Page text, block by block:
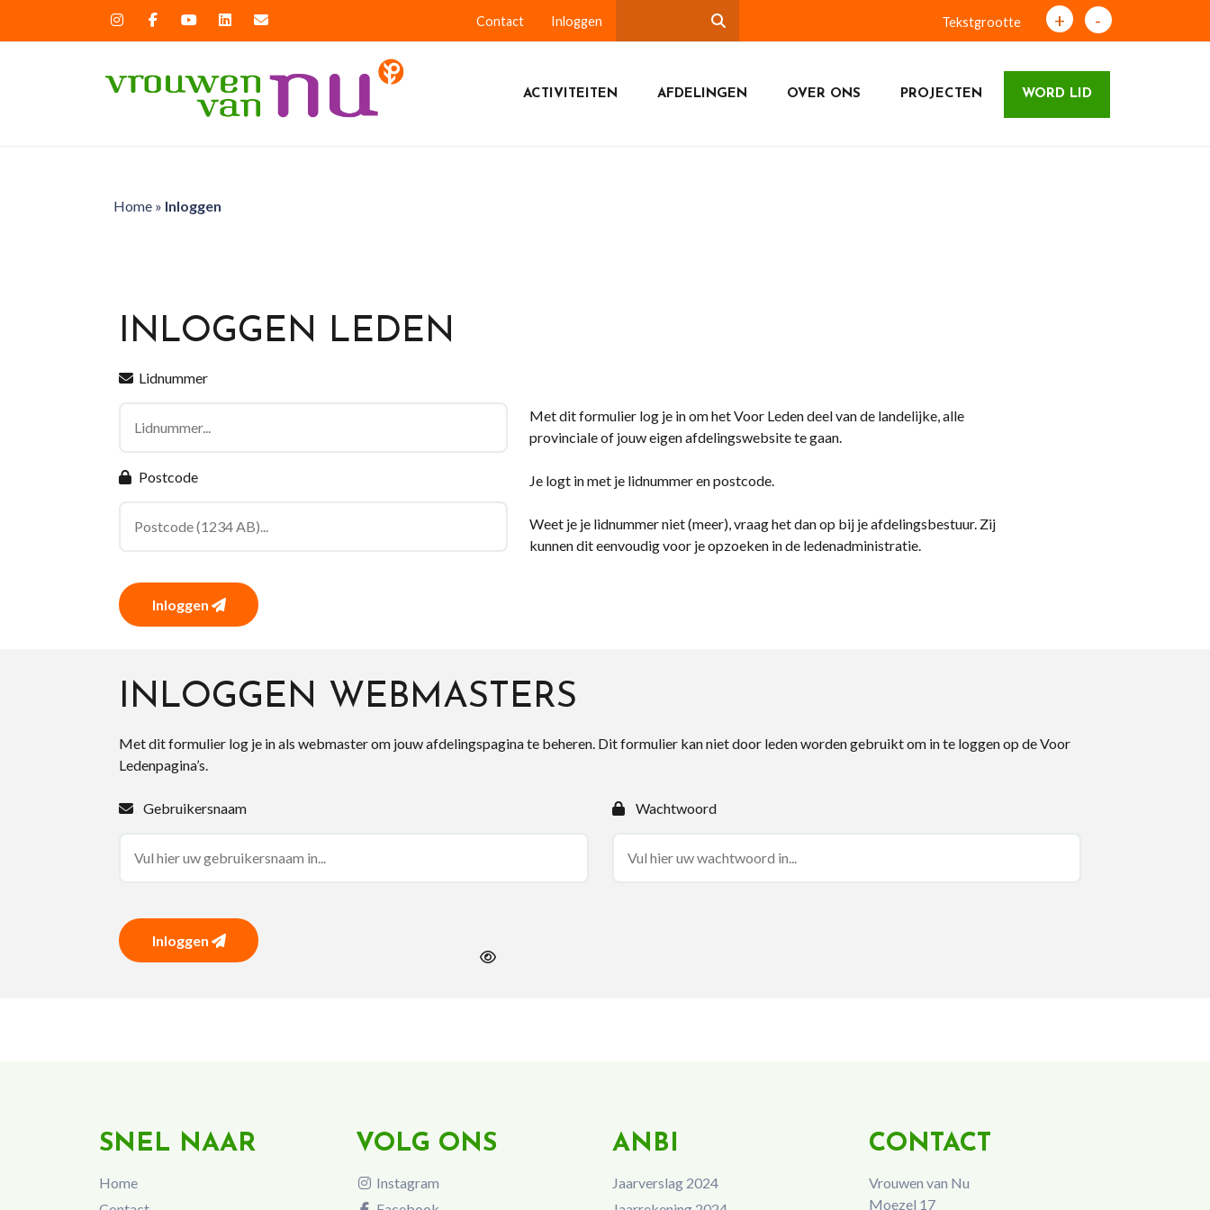
Contact Inloggen Tekstgrootte + -
ACTIVITEITEN AFDELINGEN OVER ONS PROJECTEN WORD LID
Home» Inloggen
INLOGGEN LEDEN
Lidnummer
Postcode
Inloggen
Met dit formulier log je in om het Voor Leden deel van de landelijke, alle
provinciale of jouw eigen afdelingswebsite te gaan.
Je logt in met je lidnummer en postcode.
Weet je je lidnummer niet (meer), vraag het dan op bij je afdelingsbestuur. Zij
kunnen dit eenvoudig voor je opzoeken in de ledenadministratie.
INLOGGEN WEBMASTERS
Met dit formulier log je in als webmaster om jouw afdelingspagina te beheren. Dit formulier kan niet door leden worden gebruikt om in te loggen op de Voor
Ledenpagina’s.
Gebruikersnaam Wachtwoord
Inloggen
SNEL NAAR
Home
VOLG ONS
Instagram
ANBI
Jaarverslag 2024
CONTACT
Vrouwen van Nu
Moezel 17